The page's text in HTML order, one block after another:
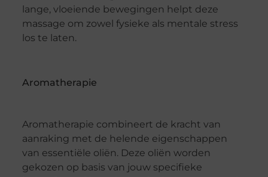
lange, vloeiende bewegingen helpt deze
massage om zowel fysieke als mentale stress
los te laten.
Aromatherapie
Aromatherapie combineert de kracht van
aanraking met de helende eigenschappen
van essentiële oliën. Deze oliën worden
gekozen op basis van jouw specifieke